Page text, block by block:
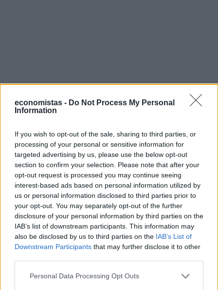
economistas - Do Not Process My Personal
Information
If you wish to opt-out of the sale, sharing to third parties, or
processing of your personal or sensitive information for
targeted advertising by us, please use the below opt-out
section to confirm your selection. Please note that after your
opt-out request is processed you may continue seeing
interest-based ads based on personal information utilized by
us or personal information disclosed to third parties prior to
your opt-out. You may separately opt-out of the further
disclosure of your personal information by third parties on the
IAB’s list of downstream participants. This information may
also be disclosed by us to third parties on the IAB’s List of
Downstream Participants that may further disclose it to other
Personal Data Processing Opt Outs
Πώς θα "εργάζονται" τα ρομπότ στη
BMW
Όπως διευκρινίζει το ρεπορτάζ, στο εργοστάσιο της
BMW τα Aeon δεν προορίζονται να κάνουν τα πάντα,
αλλά οι πρώτες τους εργασίες θα είναι συγκεκριμένες.
Για αρχή απλώς θα τροφοδοτούν εξαρτήματα σε
εργαλεία παραγωγής και θα εκτελούν κινήσεις
επιλογής και τοποθέτησης στην κατασκευή
Παρόλο που πρόκειται για πολυλειτουργικά ρομπότ,